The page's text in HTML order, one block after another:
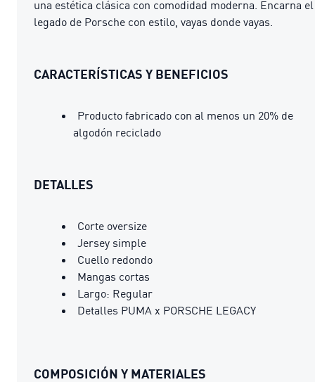
una estética clásica con comodidad moderna. Encarna el
legado de Porsche con estilo, vayas donde vayas.
CARACTERÍSTICAS Y BENEFICIOS
Producto fabricado con al menos un 20% de
algodón reciclado
DETALLES
Corte oversize
Jersey simple
Cuello redondo
Mangas cortas
Largo: Regular
Detalles PUMA x PORSCHE LEGACY
COMPOSICIÓN Y MATERIALES